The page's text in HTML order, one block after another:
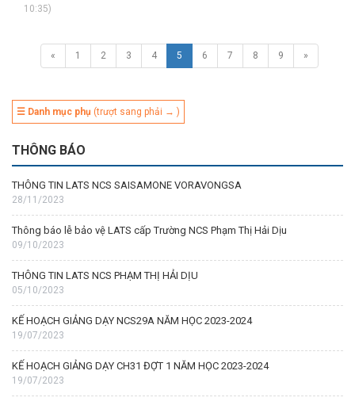
10:35)
« 1 2 3 4 5 6 7 8 9 »
☰ Danh mục phụ (trượt sang phải → )
THÔNG BÁO
THÔNG TIN LATS NCS SAISAMONE VORAVONGSA
28/11/2023
Thông báo lễ bảo vệ LATS cấp Trường NCS Phạm Thị Hải Dịu
09/10/2023
THÔNG TIN LATS NCS PHẠM THỊ HẢI DỊU
05/10/2023
KẾ HOẠCH GIẢNG DẠY NCS29A NĂM HỌC 2023-2024
19/07/2023
KẾ HOẠCH GIẢNG DẠY CH31 ĐỢT 1 NĂM HỌC 2023-2024
19/07/2023